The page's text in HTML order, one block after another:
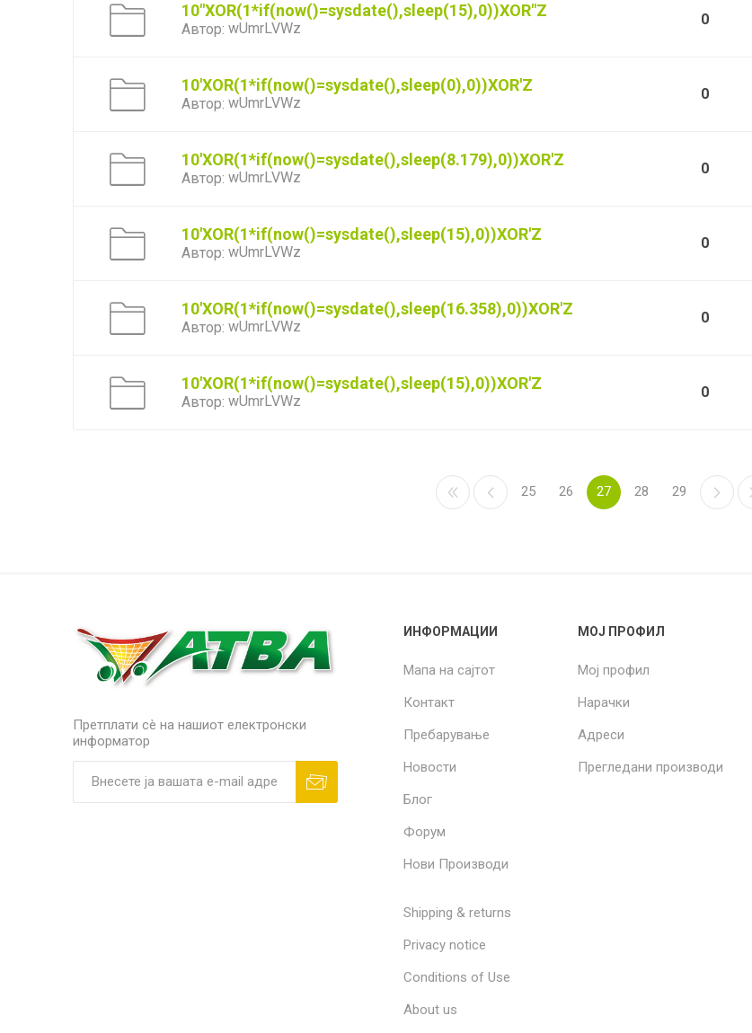
10"XOR(1*if(now()=sysdate(),sleep(15),0))XOR"Z
Автор: wUmrLVWz
0
10'XOR(1*if(now()=sysdate(),sleep(0),0))XOR'Z
Автор: wUmrLVWz
0
10'XOR(1*if(now()=sysdate(),sleep(8.179),0))XOR'Z
Автор: wUmrLVWz
0
10'XOR(1*if(now()=sysdate(),sleep(15),0))XOR'Z
Автор: wUmrLVWz
0
10'XOR(1*if(now()=sysdate(),sleep(16.358),0))XOR'Z
Автор: wUmrLVWz
0
10'XOR(1*if(now()=sysdate(),sleep(15),0))XOR'Z
Автор: wUmrLVWz
0
25 26 27 28 29
Претплати сè на нашиот електронски
информатор
ИНФОРМАЦИИ
Мапа на сајтот
Контакт
Пребарување
Новости
Блог
Форум
Нови Производи
Shipping & returns
Privacy notice
Conditions of Use
About us
МОЈ ПРОФИЛ
Мој профил
Нарачки
Адреси
Прегледани производи